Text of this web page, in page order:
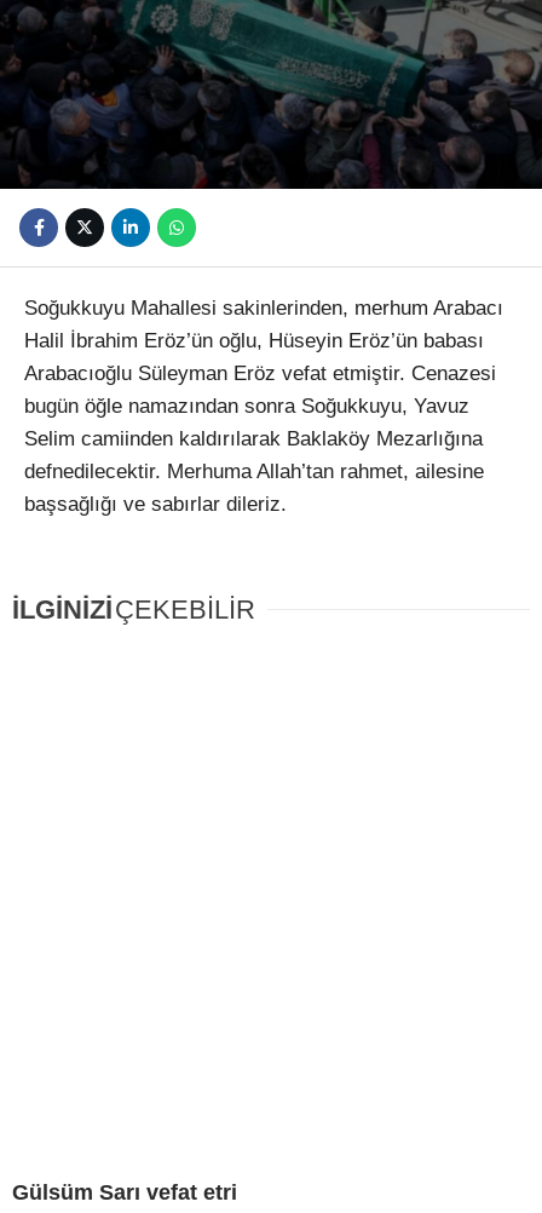
Youtube
Soğukkuyu Mahallesi sakinlerinden, merhum Arabacı
Halil İbrahim Eröz’ün oğlu, Hüseyin Eröz’ün babası
Arabacıoğlu Süleyman Eröz vefat etmiştir. Cenazesi
bugün öğle namazından sonra Soğukkuyu, Yavuz
Selim camiinden kaldırılarak Baklaköy Mezarlığına
defnedilecektir. Merhuma Allah’tan rahmet, ailesine
başsağlığı ve sabırlar dileriz.
İLGİNİZİÇEKEBİLİR
Gülsüm Sarı vefat etri